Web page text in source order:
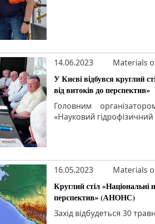
14.06.2023 Materials
У Києві відбувся круглий
від витоків до перспектив»
Головним
«Науковий гідрофізичний
16.05.2023 Materials
Круглий стіл «Національні
перспектив» (АНОНС)
Захід відбудеться 30